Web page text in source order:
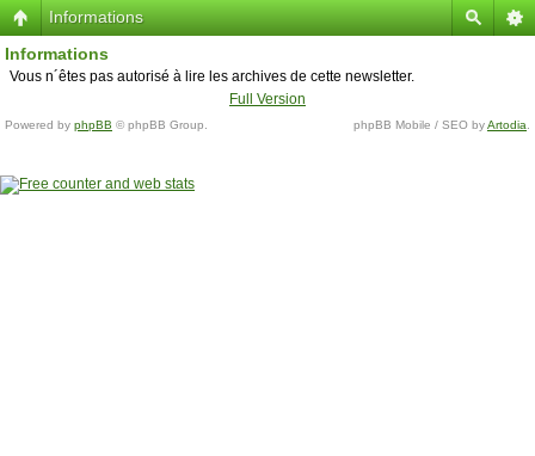
Informations
Informations
Vous n´êtes pas autorisé à lire les archives de cette newsletter.
Full Version
Powered by phpBB © phpBB Group. phpBB Mobile / SEO byArtodia